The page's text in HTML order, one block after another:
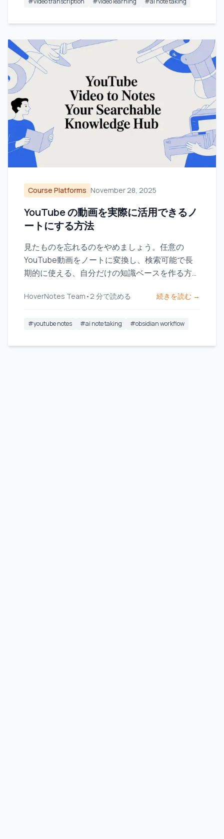
Course Platforms November 28, 2025
YouTube の動画を実際に活用できるノ
ートにする方法
見たものを忘れるのをやめましょう。任意の
YouTube動画をノートに変換し、検索可能で長
期的に使える、自分だけの知識ベースを作る方法
HoverNotes Team • 2 分で読める 続きを読む →
#youtube notes #ai note taking #obsidian workflow